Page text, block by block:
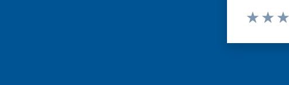
Valuta da 1